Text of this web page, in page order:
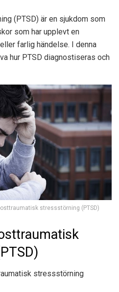
(PTSD) är en sjukdom som
som har upplevt en
farlig händelse. I denna
hur PTSD diagnostiseras och
stressstörning (PTSD)
stressstörning